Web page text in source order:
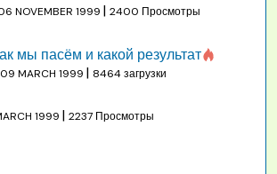
NOVEMBER 1999 | 2400 Просмотры
мы пасём и какой результат
09 MARCH 1999 | 8464 загрузки
1999 | 2237 Просмотры